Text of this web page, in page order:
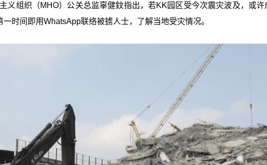
义组织（MHO）公关总监辜健鈫指出，若KK园区受今次震灾波及，或许
时间即用WhatsApp联络被掳人士，了解当地受灾情况。